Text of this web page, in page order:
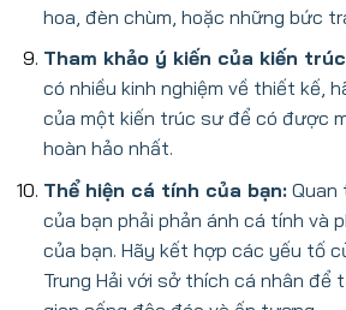
hoa, đèn chùm, hoặc những bức
Tham khảo ý kiến của kiến
có nhiều kinh nghiệm về thiết kế,
của một kiến trúc sư để có được
hoàn hảo nhất.
Thể hiện cá tính của bạn:Quan
của bạn phải phản ánh cá tính và
của bạn. Hãy kết hợp các yếu tố
Trung Hải với sở thích cá nhân để